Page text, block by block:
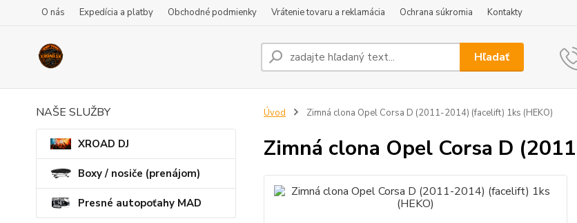
O nás Expedícia a platby Obchodné podmienky Vrátenie tovaru a reklamácia Ochrana súkromia Kontakty
Hľadať
NAŠE SLUŽBY
XROAD DJ
Boxy / nosiče (prenájom)
Presné autopoťahy MAD
Úvod Zimná clona Opel Corsa D (2011-2014) (facelift) 1ks (HEKO)
Zimná clona Opel Corsa D